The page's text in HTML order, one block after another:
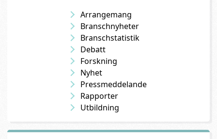
Arrangemang
Branschnyheter
Branschstatistik
Debatt
Forskning
Nyhet
Pressmeddelande
Rapporter
Utbildning